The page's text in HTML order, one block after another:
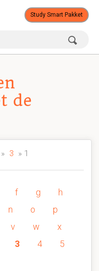
Study Smart Pakket
de
» 3 » 1
f g
h
n o
p
v w
x
3 4
5